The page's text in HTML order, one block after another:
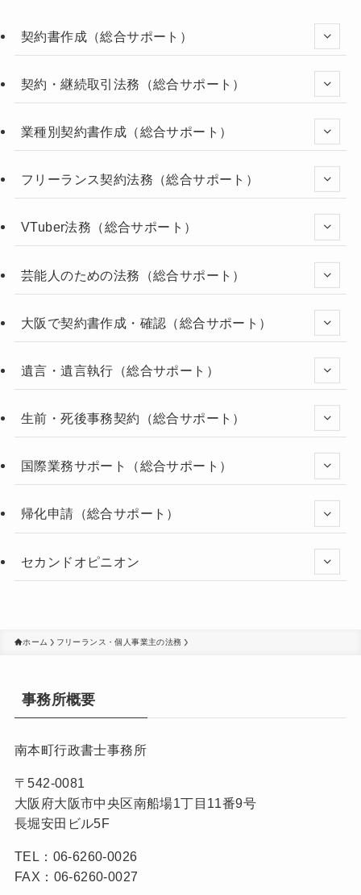
契約書作成（総合サポート）
契約・継続取引法務（総合サポート）
業種別契約書作成（総合サポート）
フリーランス契約法務（総合サポート）
VTuber法務（総合サポート）
芸能人のための法務（総合サポート）
大阪で契約書作成・確認（総合サポート）
遺言・遺言執行（総合サポート）
生前・死後事務契約（総合サポート）
国際業務サポート（総合サポート）
帰化申請（総合サポート）
セカンドオピニオン
ホーム フリーランス・個人事業主の法務
事務所概要
南本町行政書士事務所
〒542-0081
大阪府大阪市中央区南船場1丁目11番9号
長堀安田ビル5F
TEL：06-6260-0026
FAX：06-6260-0027